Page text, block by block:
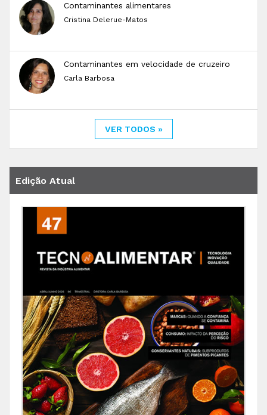
Contaminantes alimentares
Cristina Delerue-Matos
Contaminantes em velocidade de cruzeiro
Carla Barbosa
VER TODOS »
Edição Atual